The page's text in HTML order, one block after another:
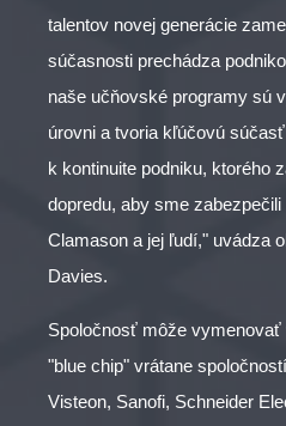
talentov novej generácie
súčasnosti prechádza
naše učňovské programy sú
úrovni a tvoria kľúčovú
k kontinuite podniku, ktorého
dopredu, aby sme
Clamason a jej ľudí," uvádza
Davies.
Spoločnosť môže vymenovať
"blue chip" vrátane
Visteon, Sanofi, Schneider